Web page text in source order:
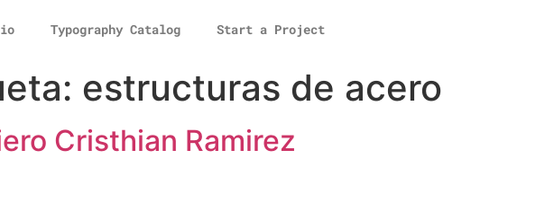
Typography Catalog Start a Project
estructuras de acero
Cristhian Ramirez